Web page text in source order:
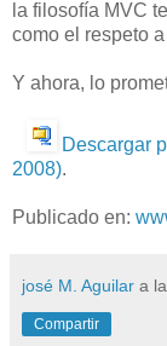
la filosofía MVC
como el respeto
Y ahora, lo
Descargar
2008).
Publicado en:
josé M. Aguilar a
Compartir